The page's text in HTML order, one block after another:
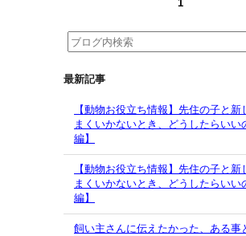
1
最新記事
【動物お役立ち情報】先住の子と新
まくいかないとき、どうしたらいい
編】
【動物お役立ち情報】先住の子と新
まくいかないとき、どうしたらいい
編】
飼い主さんに伝えたかった、ある事